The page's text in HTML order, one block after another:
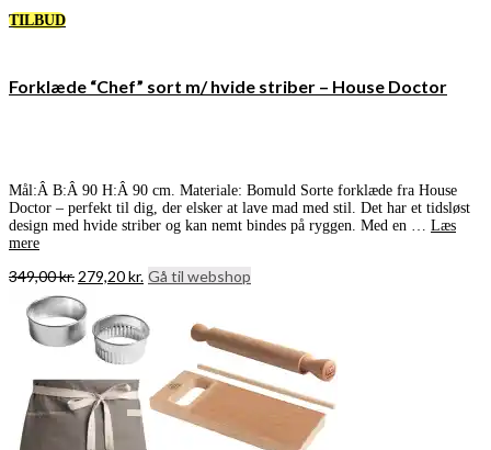
TILBUD
Forklæde “Chef” sort m/ hvide striber – House Doctor
Mål:Â B:Â 90 H:Â 90 cm. Materiale: Bomuld Sorte forklæde fra House
Doctor – perfekt til dig, der elsker at lave mad med stil. Det har et tidsløst
design med hvide striber og kan nemt bindes på ryggen. Med en … Læs
mere
349,00kr. Den
pris
var:
349,00 kr..
279,20kr. Den
er:
279,20 kr..
Gå til webshop